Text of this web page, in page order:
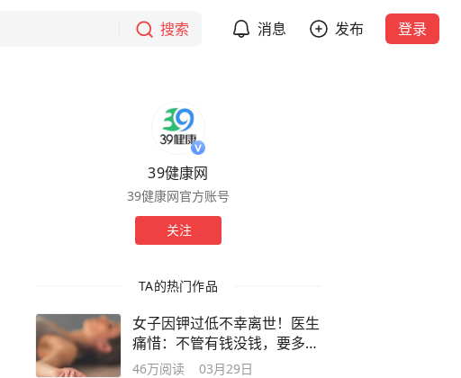
搜索 消息 发布 登录
39健康网
39健康网官方账号
关注
TA的热门作品
女子因钾过低不幸离世！医生
痛惜：不管有钱没钱，要多吃
这几物
46万阅读 03月29日